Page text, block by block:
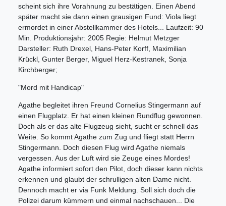
scheint sich ihre Vorahnung zu bestätigen. Einen Abend
später macht sie dann einen grausigen Fund: Viola liegt
ermordet in einer Abstellkammer des Hotels... Laufzeit: 90
Min. Produktionsjahr: 2005 Regie: Helmut Metzger
Darsteller: Ruth Drexel, Hans-Peter Korff, Maximilian
Krückl, Gunter Berger, Miguel Herz-Kestranek, Sonja
Kirchberger;
"Mord mit Handicap"
Agathe begleitet ihren Freund Cornelius Stingermann auf
einen Flugplatz. Er hat einen kleinen Rundflug gewonnen.
Doch als er das alte Flugzeug sieht, sucht er schnell das
Weite. So kommt Agathe zum Zug und fliegt statt Herrn
Stingermann. Doch diesen Flug wird Agathe niemals
vergessen. Aus der Luft wird sie Zeuge eines Mordes!
Agathe informiert sofort den Pilot, doch dieser kann nichts
erkennen und glaubt der schrulligen alten Dame nicht.
Dennoch macht er via Funk Meldung. Soll sich doch die
Polizei darum kümmern und einmal nachschauen... Die